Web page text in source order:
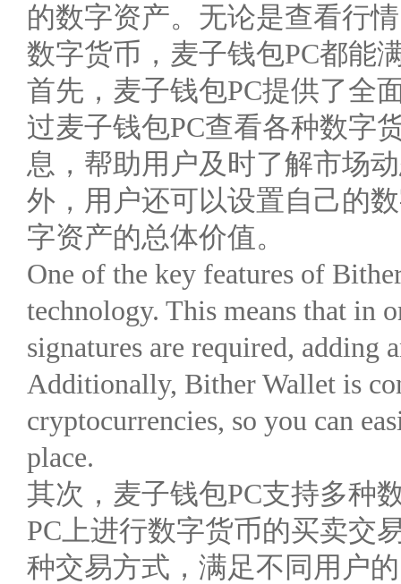
的数字资产。无论是查看行
数字货币，麦子钱包PC都能
首先，麦子钱包PC提供了全
过麦子钱包PC查看各种数字
息，帮助用户及时了解市场
外，用户还可以设置自己的
字资产的总体价值。
One of the key features of
technology. This means that in
signatures are required,
Additionally, Bither Wallet is
cryptocurrencies, so you can
place.
其次，麦子钱包PC支持多种
PC上进行数字货币的买卖交
种交易方式，满足不同用户